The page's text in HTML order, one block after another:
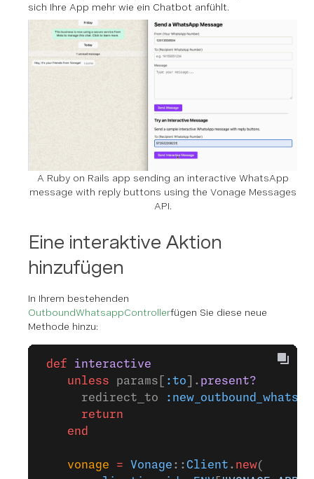
sich Ihre App mehr wie ein Chatbot anfühlt.
A Ruby on Rails app sending an interactive WhatsApp
message with reply buttons using the Vonage Messages
API.
Eine interaktive Aktion
hinzufügen
In Ihrem bestehenden
OutboundWhatsappControllerfügen Sie diese neue
Methode hinzu:
def interactive
    unless
params[ :to ]. present?
      redirect_to
      return
    end
    vonage
= Vonage ::Client . new(